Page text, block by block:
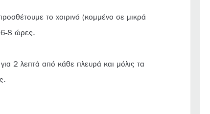
το χοιρινό (κομμένο σε μικρά
6-8 ώρες.
2 λεπτά από κάθε πλευρά και μόλις τα